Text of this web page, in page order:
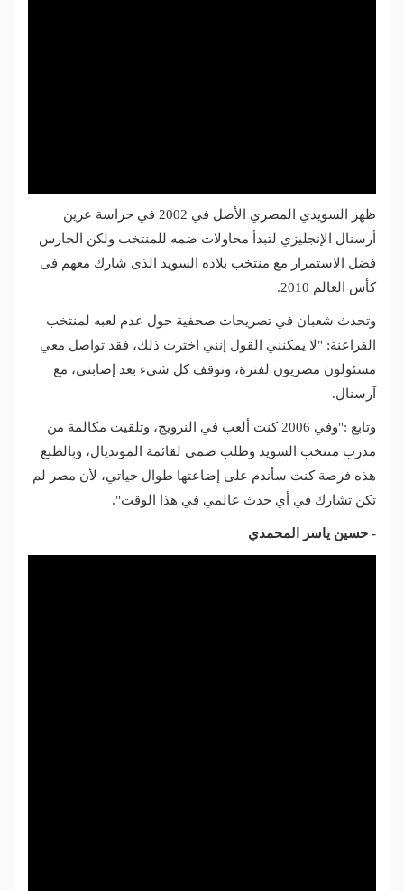
ظهر السويدي المصري الأصل في 2002 في حراسة عرين
أرسنال الإنجليزي لتبدأ محاولات ضمه للمنتخب ولكن الحارس
فضل الاستمرار مع منتخب بلاده السويد الذى شارك معهم فى
كأس العالم 2010.
وتحدث شعبان في تصريحات صحفية حول عدم لعبه لمنتخب
الفراعنة: "لا يمكنني القول إنني اخترت ذلك، فقد تواصل معي
مسئولون مصريون لفترة، وتوقف كل شيء بعد إصابتي، مع
آرسنال.
وتابع :"وفي 2006 كنت ألعب في النرويج، وتلقيت مكالمة من
مدرب منتخب السويد وطلب ضمي لقائمة المونديال، وبالطبع
هذه فرصة كنت سأندم على إضاعتها طوال حياتي، لأن مصر لم
تكن تشارك في أي حدث عالمي في هذا الوقت".
- حسين ياسر المحمدي